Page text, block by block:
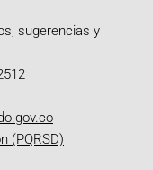
sugerencias y
(PQRSD)